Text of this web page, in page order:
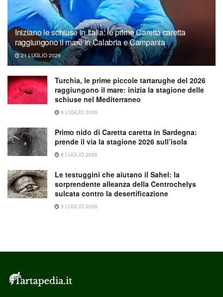
Iniziano le schiuse in Italia: le prime Caretta caretta
raggiungono il mare in Calabria e Campania
21 LUGLIO 2026
Turchia, le prime piccole tartarughe del 2026
raggiungono il mare: inizia la stagione delle
schiuse nel Mediterraneo
9 LUGLIO 2026
Primo nido di Caretta caretta in Sardegna:
prende il via la stagione 2026 sull’isola
6 LUGLIO 2026
Le testuggini che aiutano il Sahel: la
sorprendente alleanza della Centrochelys
sulcata contro la desertificazione
3 LUGLIO 2026